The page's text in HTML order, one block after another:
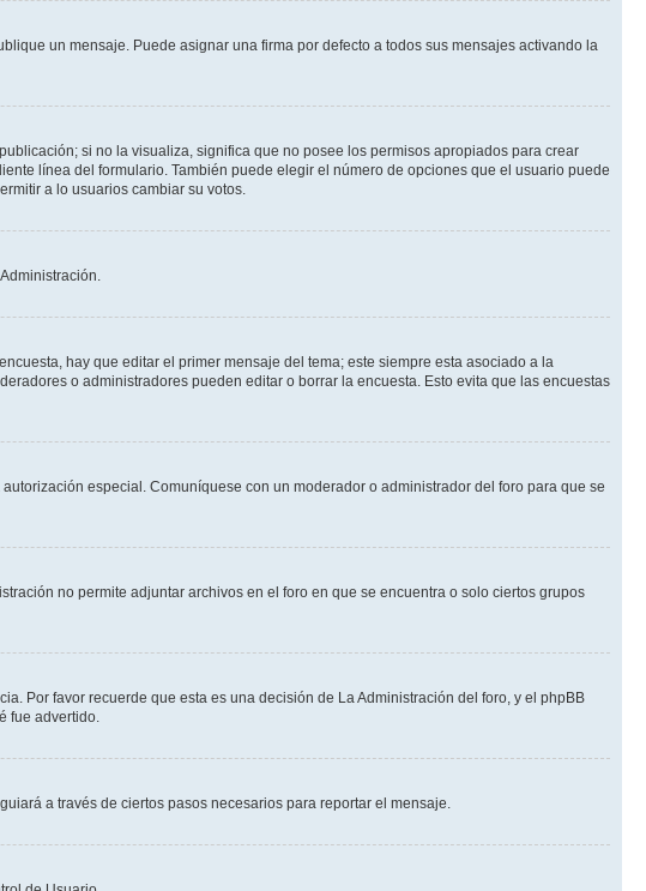
un mensaje. Puede asignar una firma por defecto a todos sus mensajes activando la
si no la visualiza, significa que no posee los permisos apropiados para crear
línea del formulario. También puede elegir el número de opciones que el usuario puede
a lo usuarios cambiar su votos.
hay que editar el primer mensaje del tema; este siempre esta asociado a la
o administradores pueden editar o borrar la encuesta. Esto evita que las encuestas
especial. Comuníquese con un moderador o administrador del foro para que se
no permite adjuntar archivos en el foro en que se encuentra o solo ciertos grupos
Por favor recuerde que esta es una decisión de La Administración del foro, y el phpBB
fue advertido.
a través de ciertos pasos necesarios para reportar el mensaje.